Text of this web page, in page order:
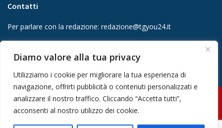
Diamo valore alla tua privacy
Utilizziamo i cookie per migliorare la tua esperienza di
navigazione, offrirti pubblicità o contenuti personalizzati e
analizzare il nostro traffico. Cliccando “Accetta tutti”,
acconsenti al nostro utilizzo dei cookie.
Contatti
Per parlare con la redazione: redazione@tgyou24.it